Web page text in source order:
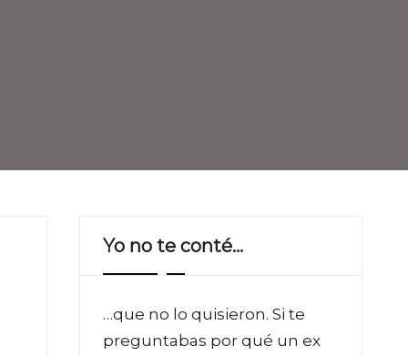
Yo no te conté…
…que no lo quisieron. Si te
preguntabas por qué un ex